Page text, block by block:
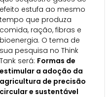
efeito estufa ao mesmo
tempo que produza
comida, ração, fibras e
bioenergia. O tema de
sua pesquisa no Think
Tank será: Formas de
estimular a adoção da
agricultura de precisão
circular e sustentável